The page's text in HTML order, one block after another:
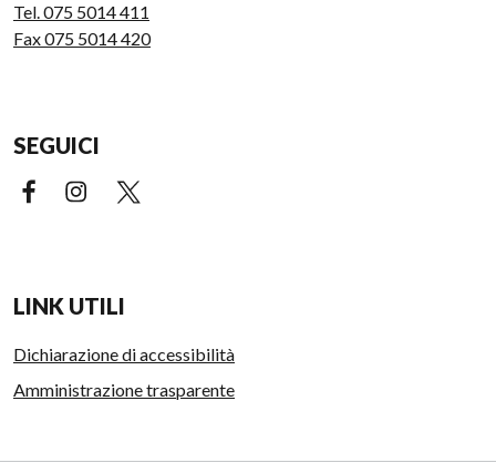
Tel. 075 5014 411
Fax 075 5014 420
SEGUICI
Facebook (link esterno)
Instagram (link esterno)
LINK UTILI
Dichiarazione di accessibilità
Amministrazione trasparente